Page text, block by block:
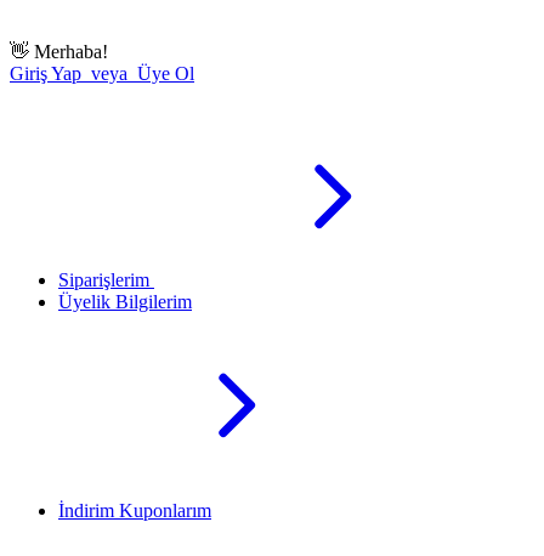
👋 Merhaba!
Giriş Yap veya Üye Ol
Siparişlerim
Üyelik Bilgilerim
İndirim Kuponlarım